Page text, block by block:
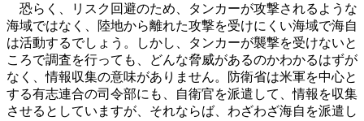
恐らく、リスク回避のため、タンカーが攻撃されるような
海域ではなく、陸地から離れた攻撃を受けにくい海域で海自
は活動するでしょう。しかし、タンカーが襲撃を受けないと
ころで調査を行っても、どんな脅威があるのかわかるはずが
なく、情報収集の意味がありません。防衛省は米軍を中心と
する有志連合の司令部にも、自衛官を派遣して、情報を収集
させるとしていますが、それならば、わざわざ海自を派遣し